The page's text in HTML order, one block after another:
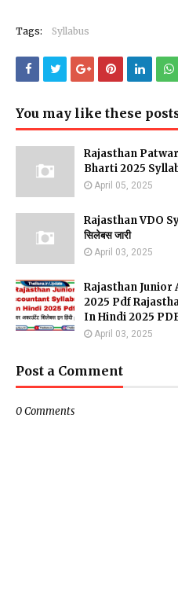
Tags: Syllabus
You may like these
Rajasthan
Bharti 2025
April 05, 2025
Rajasthan VDO
सिलेबस जारी
April 03, 2025
Rajasthan
2025 Pdf
In Hindi 2025 PDF,
April 03, 2025
Post a Comment
0 Comments